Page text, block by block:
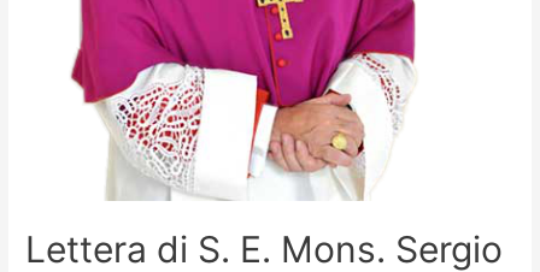
Lettera di S. E. Mons. Sergio